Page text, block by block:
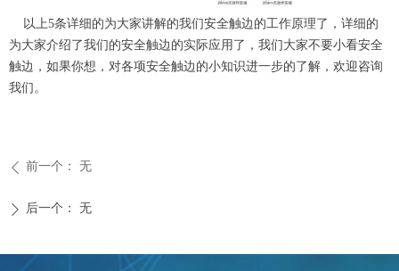
以上5条详细的为大家讲解的我们安全触边的工作原理了，详细的
为大家介绍了我们的安全触边的实际应用了，我们大家不要小看安全
触边，如果你想，对各项安全触边的小知识进一步的了解，欢迎咨询
我们。
ꄴ 前一个： 无
ꄲ 后一个： 无